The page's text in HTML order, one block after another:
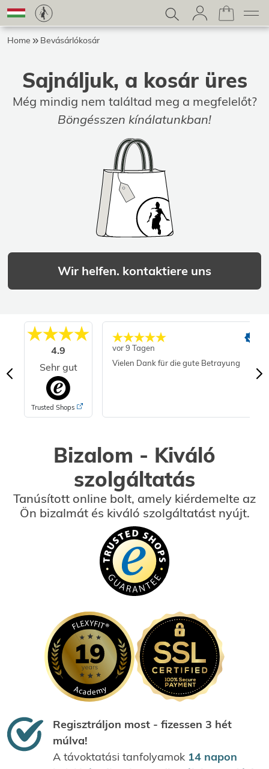
Home Bevásárlókosár
Sajnáljuk, a kosár üres
Még mindig nem találtad meg a megfelelőt?
Böngésszen kínálatunkban!
Wir helfen. kontaktiere uns
4.9
Sehr gut
Trusted Shops
vor 9 Tagen
Vielen Dank für die gute Betrayung
Bizalom - Kiváló
szolgáltatás
Tanúsított online bolt, amely kiérdemelte az
Ön bizalmát és kiváló szolgáltatást nyújt.
Regisztráljon most - fizessen 3 hét
múlva!
A távoktatási tanfolyamok 14 napon